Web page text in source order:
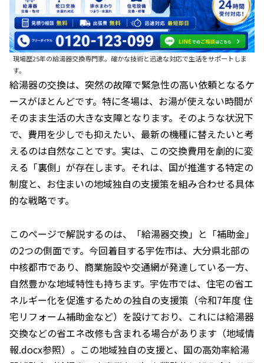
現場歴25年の給湯器交換専門家。確かな技術と迅速な対応で生活をサポートしま
す。
給湯器の交換は、突然の故障で緊急性の高い依頼となるケ
ースがほとんどです。特に冬場は、お湯が使えない時間が
そのまま生活の大きな支障となります。そのような状況下
で、費用を少しでも抑えたい、最新の機種に替えたいと考
えるのは自然なことです。実は、この交換費用を劇的に変
える「裏側」が存在します。それは、国が推進する特定の
制度と、お住まいの地域独自の支援策を組み合わせる具体
的な戦略です。
このページで解説するのは、「給湯器交換」と「補助金」
の2つの側面です。今回着目する宇佐市は、大分県北部の
中核都市であり、商業施設や交通網が発達している一方、
自然豊かな地域特性も持ちます。宇佐市では、住宅の省エ
ネルギー化を促進するための独自の支援策（令和7年度 住
宅リフォーム補助金など）を設けており、これには給湯器
交換などの省エネ改修も含まれる場合があります（地域情
報.docx参照）。この地域独自の支援と、国の高効率給湯